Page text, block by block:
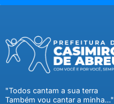
"Todos cantam a sua terra
Também vou cantar a minha..."